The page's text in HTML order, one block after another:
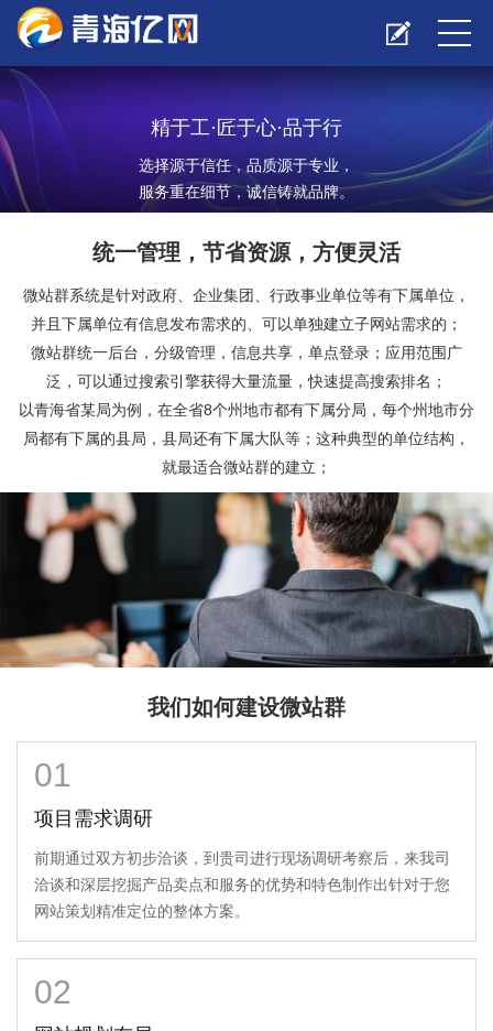
精于工·匠于心·品于行
选择源于信任，品质源于专业，
服务重在细节，诚信铸就品牌。
统一管理，节省资源，方便灵活
微站群系统是针对政府、企业集团、行政事业单位等有下属单位，
并且下属单位有信息发布需求的、可以单独建立子网站需求的；
微站群统一后台，分级管理，信息共享，单点登录；应用范围广
泛，可以通过搜索引擎获得大量流量，快速提高搜索排名；
以青海省某局为例，在全省8个州地市都有下属分局，每个州地市分
局都有下属的县局，县局还有下属大队等；这种典型的单位结构，
就最适合微站群的建立；
我们如何建设微站群
01
项目需求调研
前期通过双方初步洽谈，到贵司进行现场调研考察后，来我司
洽谈和深层挖掘产品卖点和服务的优势和特色制作出针对于您
网站策划精准定位的整体方案。
02